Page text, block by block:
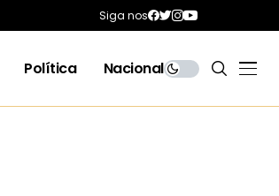
Siga nos
Política Nacional